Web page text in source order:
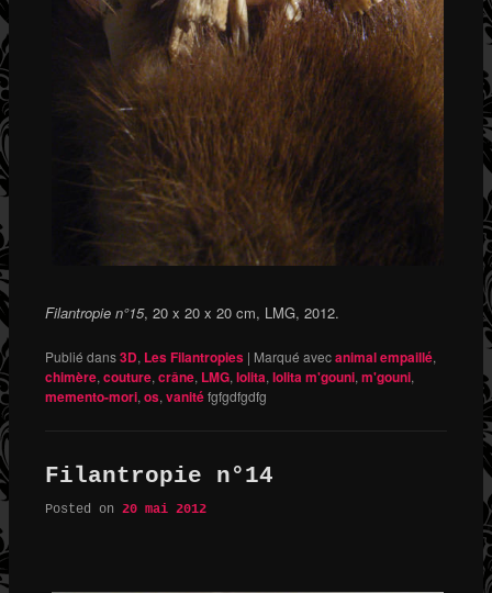
Filantropie n°15, 20 x 20 x 20 cm, LMG, 2012.
Publié dans3D, Les Filantropies | Marqué avecanimal empaillé,
chimère,couture,crâne, LMG,lolita,lolita m'gouni,m'gouni,
memento-mori,os,vanitéfgfgdfgdfg
Filantropie n°14
Posted on 20 mai 2012